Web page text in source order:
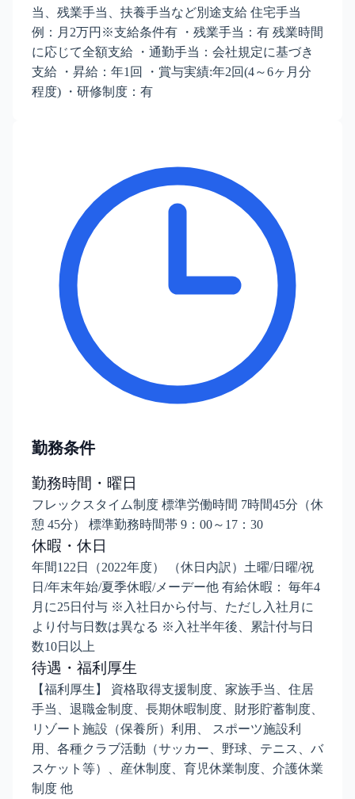
当、残業手当、扶養手当など別途支給 住宅手当
例：月2万円※支給条件有 ・残業手当：有 残業時間
に応じて全額支給 ・通勤手当：会社規定に基づき
支給 ・昇給：年1回 ・賞与実績:年2回(4～6ヶ月分
程度) ・研修制度：有
勤務条件
勤務時間・曜日
フレックスタイム制度 標準労働時間 7時間45分（休
憩 45分） 標準勤務時間帯 9：00～17：30
休暇・休日
年間122日（2022年度） （休日内訳）土曜/日曜/祝
日/年末年始/夏季休暇/メーデー他 有給休暇： 毎年4
月に25日付与 ※入社日から付与、ただし入社月に
より付与日数は異なる ※入社半年後、累計付与日
数10日以上
待遇・福利厚生
【福利厚生】 資格取得支援制度、家族手当、住居
手当、退職金制度、長期休暇制度、財形貯蓄制度、
リゾート施設（保養所）利用、 スポーツ施設利
用、各種クラブ活動（サッカー、野球、テニス、バ
スケット等）、産休制度、育児休業制度、介護休業
制度 他